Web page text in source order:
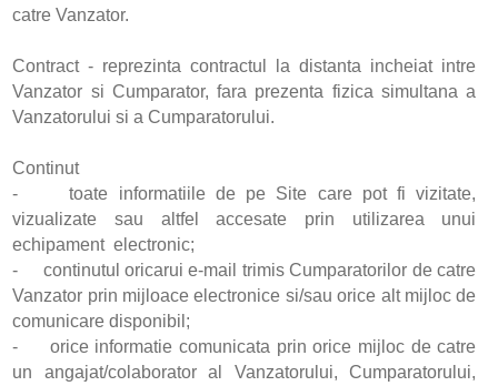
catre Vanzator.
Contract - reprezinta contractul la distanta incheiat intre
Vanzator si Cumparator, fara prezenta fizica simultana a
Vanzatorului si a Cumparatorului.
Continut
- toate informatiile de pe Site care pot fi vizitate,
vizualizate sau altfel accesate prin utilizarea unui
echipament electronic;
- continutul oricarui e-mail trimis Cumparatorilor de catre
Vanzator prin mijloace electronice si/sau orice alt mijloc de
comunicare disponibil;
- orice informatie comunicata prin orice mijloc de catre
un angajat/colaborator al Vanzatorului, Cumparatorului,